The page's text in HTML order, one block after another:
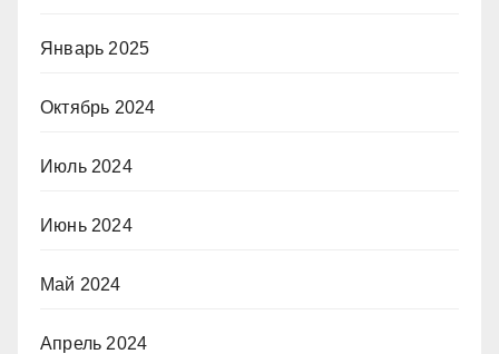
Январь 2025
Октябрь 2024
Июль 2024
Июнь 2024
Май 2024
Апрель 2024